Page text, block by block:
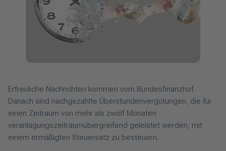
Erfreuliche Nachrichten kommen vom Bundesfinanzhof.
Danach sind nachgezahlte Überstundenvergütungen, die für
einen Zeitraum von mehr als zwölf Monaten
veranlagungszeitraumübergreifend geleistet werden, mit
einem ermäßigten Steuersatz zu besteuern.